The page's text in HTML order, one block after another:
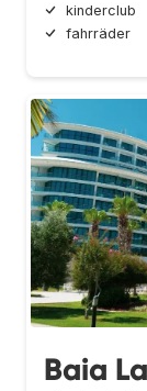
kinderclub
fahrräder
Baia